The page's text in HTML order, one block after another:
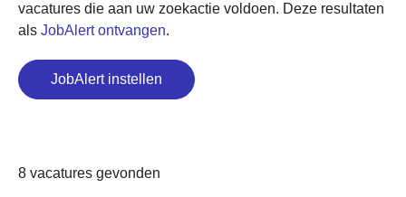
vacatures die aan uw zoekactie voldoen. Deze resultaten
als JobAlert ontvangen.
JobAlert instellen
8 vacatures gevonden